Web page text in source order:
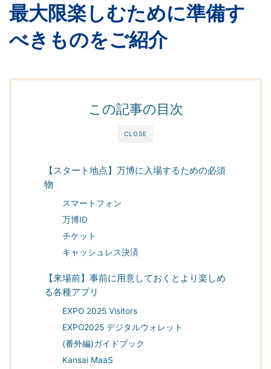
最大限楽しむために準備す
べきものをご紹介
CLOSE
この記事の目次
【スタート地点】万博に入場するための必須
物
スマートフォン
万博ID
チケット
キャッシュレス決済
【来場前】事前に用意しておくとより楽しめ
る各種アプリ
EXPO 2025 Visitors
EXPO2025 デジタルウォレット
(番外編)ガイドブック
Kansai MaaS